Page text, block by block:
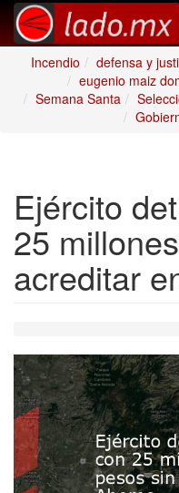
Incendio
defensa y
eugenio maiz
Semana Santa
Ejército
25
acreditar